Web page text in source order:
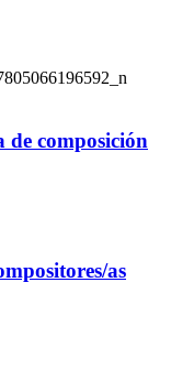
de composición
as